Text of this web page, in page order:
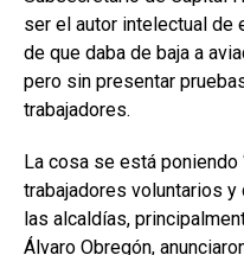
ser el autor intelectual de
de que daba de baja a
pero sin presentar
trabajadores.
La cosa se está poniendo
trabajadores voluntarios
las alcaldías,
Álvaro Obregón,